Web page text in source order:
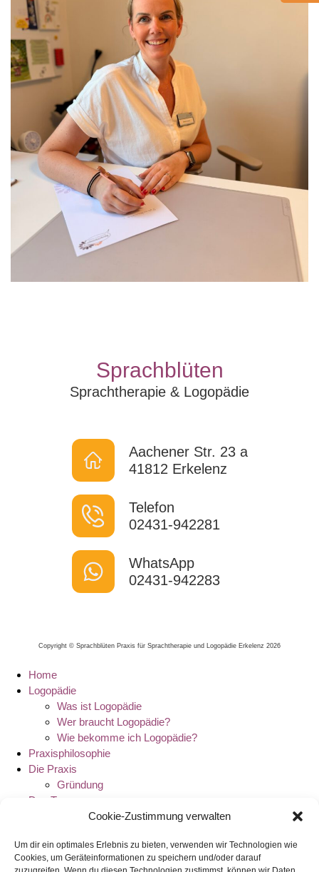
Cookie-Zustimmung verwalten
Um dir ein optimales Erlebnis zu bieten, verwenden wir Technologien wie
Cookies, um Geräteinformationen zu speichern und/oder darauf
Sprachblüten
Sprachtherapie & Logopädie
Aachener Str. 23 a
41812 Erkelenz
Telefon
02431-942281
WhatsApp
02431-942283
Copyright © Sprachblüten Praxis für Sprachtherapie und Logopädie Erkelenz 2026
Home
Logopädie
Was ist Logopädie
Wer braucht Logopädie?
Wie bekomme ich Logopädie?
Praxisphilosophie
Die Praxis
Gründung
Das Team
Antje Pistel
Dorothee Niggemann
Anne Knors